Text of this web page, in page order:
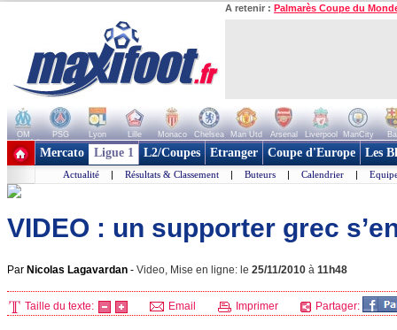
A retenir : Palmarès Coupe du
OM PSG Lyon Lille Monaco Chelsea Man Utd Arsenal Liverpool ManCity
+ de clubs
Mercato Ligue 1 L2/Coupes Etranger Coupe d'Europe Les
Actualité | Résultats & Classement | Buteurs | Calendrier |
VIDEO : un supporter grec
Par Nicolas Lagavardan - Video, Mise en ligne: le 25/11/2010 à 11h48
Taille du texte: Email Imprimer Partager: